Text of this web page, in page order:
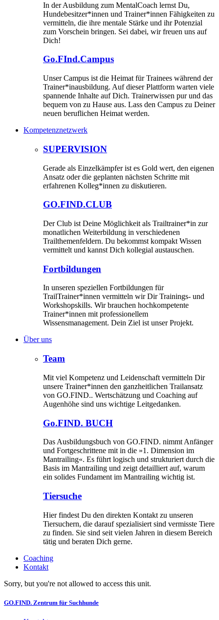
In der Ausbildung zum MentalCoach lernst Du,
Hundebesitzer*innen und Trainer*innen Fähigkeiten zu
vermitteln, die ihre mentale Stärke und ihr Potenzial
zum Vorschein bringen. Sei dabei, wir freuen uns auf
Dich!
Go.FInd.Campus
Unser Campus ist die Heimat für Trainees während der
Trainer*inausbildung. Auf dieser Plattform warten viele
spannende Inhalte auf Dich. Trainerwissen pur und das
bequem von zu Hause aus. Lass den Campus zu Deiner
neuen beruflichen Heimat werden.
Kompetenznetzwerk
SUPERVISION
Gerade als Einzelkämpfer ist es Gold wert, den eigenen
Ansatz oder die geplanten nächsten Schritte mit
erfahrenen Kolleg*innen zu diskutieren.
GO.FIND.CLUB
Der Club ist Deine Möglichkeit als Trailtrainer*in zur
monatlichen Weiterbildung in verschiedenen
Trailthemenfeldern. Du bekommst kompakt Wissen
vermittelt und kannst Dich kollegial austauschen.
Fortbildungen
In unseren speziellen Fortbildungen für
TrailTrainer*innen vermitteln wir Dir Trainings- und
Workshopskills. Wir brauchen hochkompetente
Trainer*innen mit professionellem
Wissensmanagement. Dein Ziel ist unser Projekt.
Über uns
Team
Mit viel Kompetenz und Leidenschaft vermitteln Dir
unsere Trainer*innen den ganzheitlichen Trailansatz
von GO.FIND.. Wertschätzung und Coaching auf
Augenhöhe sind uns wichtige Leitgedanken.
Go.FIND. BUCH
Das Ausbildungsbuch von GO.FIND. nimmt Anfänger
und Fortgeschrittene mit in die »1. Dimension im
Mantrailing«. Es führt logisch und strukturiert durch die
Basis im Mantrailing und zeigt detailliert auf, warum
ein solides Fundament im Mantrailing wichtig ist.
Tiersuche
Hier findest Du den direkten Kontakt zu unseren
Tiersuchern, die darauf spezialisiert sind vermisste Tiere
zu finden. Sie sind seit vielen Jahren in diesem Bereich
tätig und beraten Dich gerne.
Coaching
Kontakt
Sorry, but you're not allowed to access this unit.
GO.FIND. Zentrum für Suchhunde